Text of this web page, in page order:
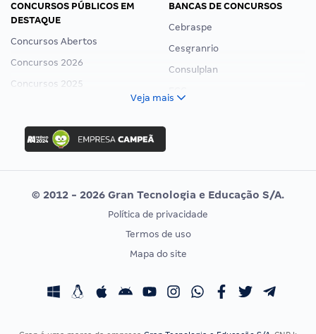
CONCURSOS PÚBLICOS EM
DESTAQUE
Concursos Abertos
Concursos 2026
Concursos 2025
Concurso Ibama
Concurso MPU
Editais publicados
BANCAS DE CONCURSOS
Cebraspe
Cesgranrio
Consulplan
Vunesp
CONCURSOS POR PROFISSÃO
Concursos Fiscais
EXAME DE ORDEM
Calendário OAB
Veja mais
© 2012 - 2026 Gran Tecnologia e Educação S/A.
Política de privacidade
Termos de uso
Mapa do site